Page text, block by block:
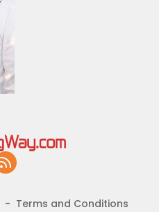
Terms and Conditions